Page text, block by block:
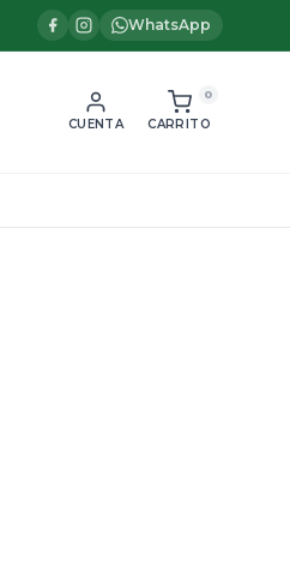
WhatsApp
CUENTA
0
CARRITO